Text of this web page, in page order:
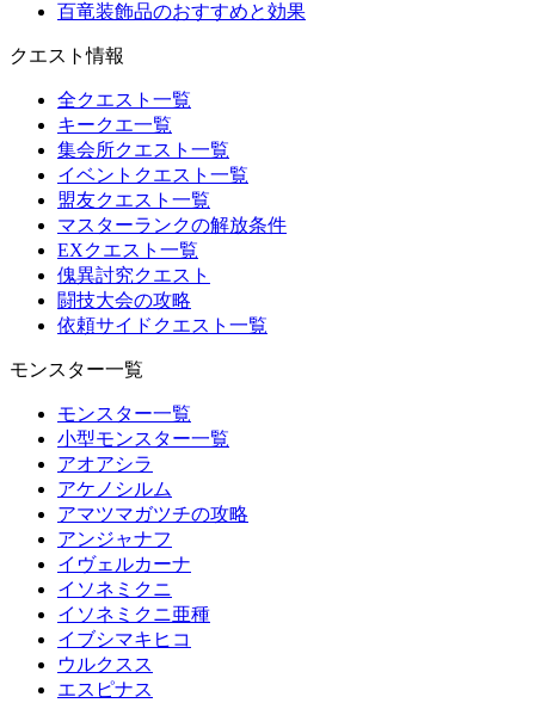
百竜装飾品のおすすめと効果
クエスト情報
全クエスト一覧
キークエ一覧
集会所クエスト一覧
イベントクエスト一覧
盟友クエスト一覧
マスターランクの解放条件
EXクエスト一覧
傀異討究クエスト
闘技大会の攻略
依頼サイドクエスト一覧
モンスター一覧
モンスター一覧
小型モンスター一覧
アオアシラ
アケノシルム
アマツマガツチの攻略
アンジャナフ
イヴェルカーナ
イソネミクニ
イソネミクニ亜種
イブシマキヒコ
ウルクスス
エスピナス